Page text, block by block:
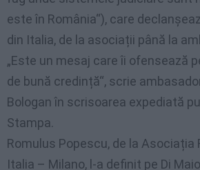
este în România“), care
din Italia, de la asociații până la
„Este un mesaj care îi ofensează
de bună credință“, scrie
Bologan în scrisoarea expediată
Stampa.
Romulus Popescu, de la Asociația
Italia – Milano, l-a definit pe Di